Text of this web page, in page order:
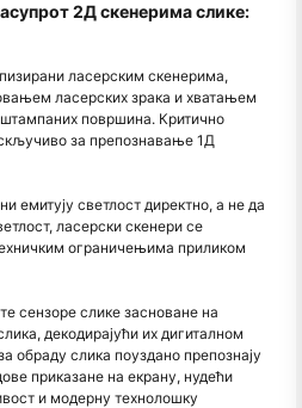
2Д скенерима слике:
ласерским скенерима,
ласерских зрака и хватањем
површина. Критично
за препознавање 1Д
емитују светлост директно, а не да
ласерски скенери се
ограничењима приликом
сензоре слике засноване на
декодирајући их дигиталном
обраду слика поуздано препознају
приказане на екрану, нудећи
и модерну технолошку